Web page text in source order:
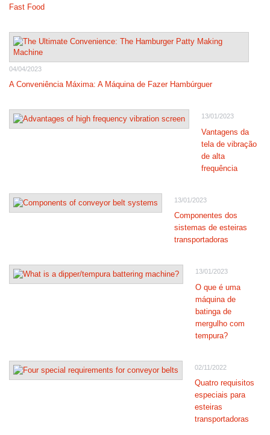
Fast Food
04/04/2023
A Conveniência Máxima: A Máquina de Fazer Hambúrguer
13/01/2023
Vantagens da
tela de vibração
de alta
frequência
13/01/2023
Componentes dos
sistemas de esteiras
transportadoras
13/01/2023
O que é uma
máquina de
batinga de
mergulho com
tempura?
02/11/2022
Quatro requisitos
especiais para
esteiras
transportadoras